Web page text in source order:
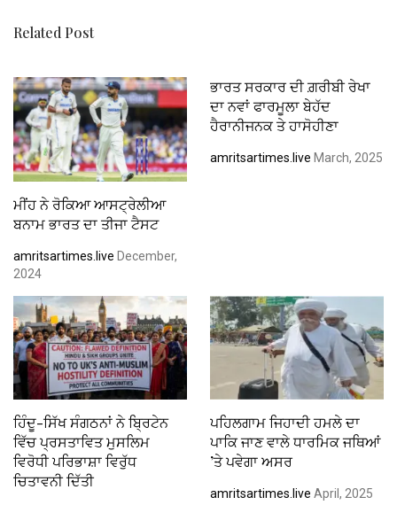
Related Post
ਮੀਂਹ ਨੇ ਰੋਕਿਆ ਆਸਟ੍ਰੇਲੀਆ
ਬਨਾਮ ਭਾਰਤ ਦਾ ਤੀਜਾ ਟੈਸਟ
amritsartimes.live December,
2024
ਭਾਰਤ ਸਰਕਾਰ ਦੀ ਗ਼ਰੀਬੀ ਰੇਖਾ
ਦਾ ਨਵਾਂ ਫਾਰਮੂਲਾ ਬੇਹੱਦ
ਹੈਰਾਨੀਜਨਕ ਤੇ ਹਾਸੋਹੀਣਾ
amritsartimes.live March, 2025
ਹਿੰਦੂ-ਸਿੱਖ ਸੰਗਠਨਾਂ ਨੇ ਬ੍ਰਿਟੇਨ
ਵਿੱਚ ਪ੍ਰਸਤਾਵਿਤ ਮੁਸਲਿਮ
ਵਿਰੋਧੀ ਪਰਿਭਾਸ਼ਾ ਵਿਰੁੱਧ
ਚਿਤਾਵਨੀ ਦਿੱਤੀ
ਪਹਿਲਗਾਮ ਜਿਹਾਦੀ ਹਮਲੇ ਦਾ
ਪਾਕਿ ਜਾਣ ਵਾਲੇ ਧਾਰਮਿਕ ਜਥਿਆਂ
’ਤੇ ਪਵੇਗਾ ਅਸਰ
amritsartimes.live April, 2025